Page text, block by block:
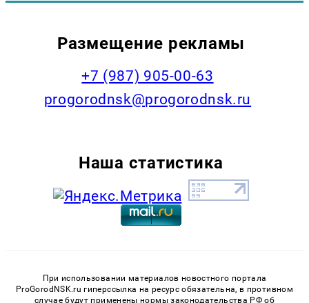
Размещение рекламы
+7 (987) 905-00-63
progorodnsk@progorodnsk.ru
Наша статистика
При использовании материалов новостного портала
ProGorodNSK.ru гиперссылка на ресурс обязательна, в противном
случае будут применены нормы законодательства РФ об